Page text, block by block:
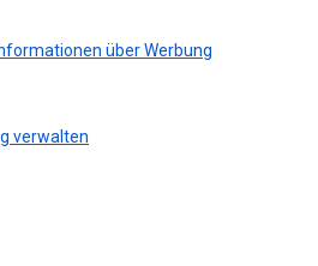
über Werbung
verwalten